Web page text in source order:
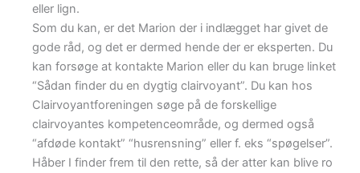
eller lign.
Som du kan, er det Marion der i indlægget har givet de
gode råd, og det er dermed hende der er eksperten. Du
kan forsøge at kontakte Marion eller du kan bruge linket
“Sådan finder du en dygtig clairvoyant”. Du kan hos
Clairvoyantforeningen søge på de forskellige
clairvoyantes kompetenceområde, og dermed også
“afdøde kontakt” “husrensning” eller f. eks “spøgelser”.
Håber I finder frem til den rette, så der atter kan blive ro